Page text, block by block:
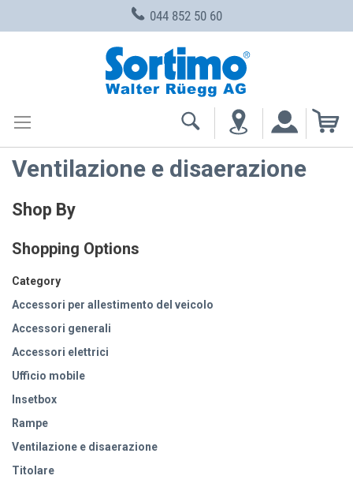
044 852 50 60
Ventilazione e disaerazione
Shop By
Shopping Options
Category
Accessori per allestimento del veicolo
Accessori generali
Accessori elettrici
Ufficio mobile
Insetbox
Rampe
Ventilazione e disaerazione
Titolare